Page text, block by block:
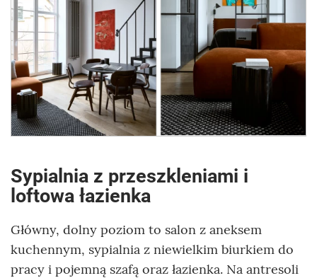
Sypialnia z przeszkleniami i
loftowa łazienka
Główny, dolny poziom to salon z aneksem
kuchennym, sypialnia z niewielkim biurkiem do
pracy i pojemną szafą oraz łazienka. Na antresoli